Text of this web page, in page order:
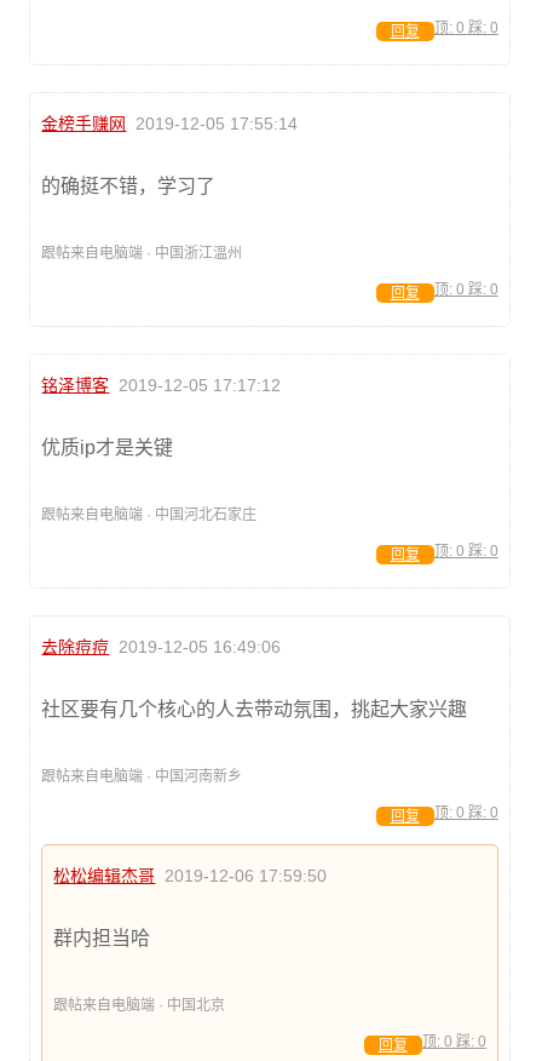
顶: 0 踩: 0
回复
金榜手赚网 2019-12-05 17:55:14
的确挺不错，学习了
跟帖来自电脑端 · 中国浙江温州
顶: 0 踩: 0
回复
铭泽博客 2019-12-05 17:17:12
优质ip才是关键
跟帖来自电脑端 · 中国河北石家庄
顶: 0 踩: 0
回复
去除痘痘 2019-12-05 16:49:06
社区要有几个核心的人去带动氛围，挑起大家兴趣
跟帖来自电脑端 · 中国河南新乡
顶: 0 踩: 0
回复
松松编辑杰哥 2019-12-06 17:59:50
群内担当哈
跟帖来自电脑端 · 中国北京
顶: 0 踩: 0
回复